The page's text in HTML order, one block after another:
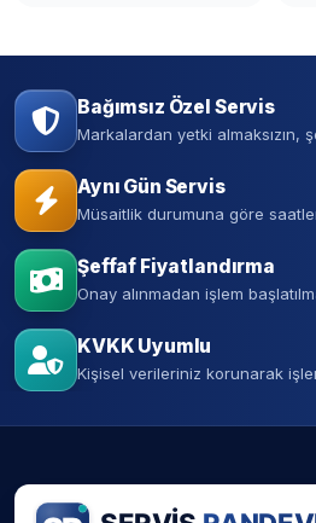
Bağımsız Özel Servis
Markalardan yetki almaksızın,
Aynı Gün Servis
Müsaitlik durumuna göre
Şeffaf Fiyatlandırma
Onay alınmadan işlem
KVKK Uyumlu
Kişisel verileriniz korunarak